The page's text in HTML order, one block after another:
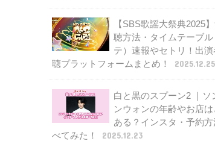
【SBS歌謡大祭典2025
聴方法・タイムテーブル
テ）速報やセトリ！出
聴プラットフォームまとめ！
2025.12.25
白と黒のスプーン2 ｜ソ
ンウォンの年齢やお店は
ある？インスタ・予約方
べてみた！
2025.12.23